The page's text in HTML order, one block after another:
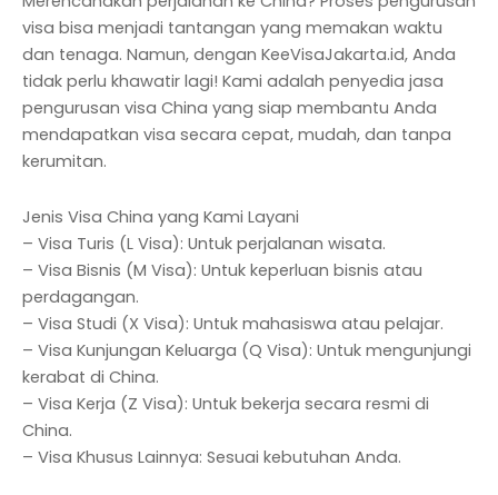
visa bisa menjadi tantangan yang memakan waktu
dan tenaga. Namun, dengan KeeVisaJakarta.id, Anda
tidak perlu khawatir lagi! Kami adalah penyedia jasa
pengurusan visa China yang siap membantu Anda
mendapatkan visa secara cepat, mudah, dan tanpa
kerumitan.
Jenis Visa China yang Kami Layani
– Visa Turis (L Visa): Untuk perjalanan wisata.
– Visa Bisnis (M Visa): Untuk keperluan bisnis atau
perdagangan.
– Visa Studi (X Visa): Untuk mahasiswa atau pelajar.
– Visa Kunjungan Keluarga (Q Visa): Untuk mengunjungi
kerabat di China.
– Visa Kerja (Z Visa): Untuk bekerja secara resmi di
China.
– Visa Khusus Lainnya: Sesuai kebutuhan Anda.